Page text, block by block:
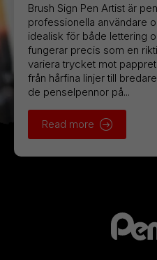
Brush Sign Pen Artist är
professionella användare
idealisk för både lettering
fungerar precis som en
variera trycket mot
från hårfina linjer till
de penselpennor på...
Read more